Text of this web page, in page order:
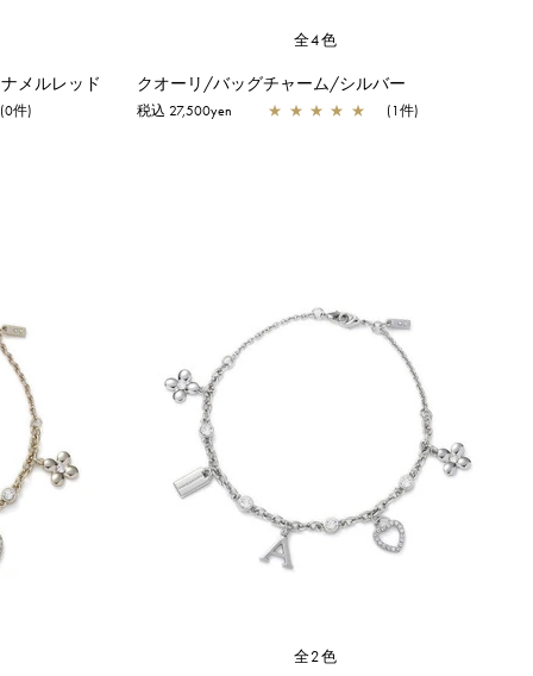
メルレッド
(0件)
全4色
クオーリ/バッグチャーム/シルバー
税込 27,500yen ★ ★ ★ ★ ★ (1件)
全2色